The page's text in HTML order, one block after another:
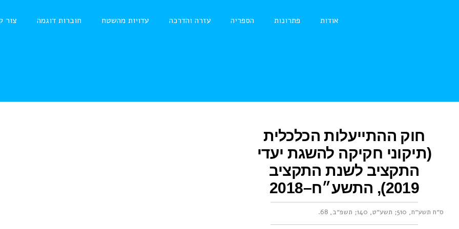
אודות פתרונות הספריה עזרה והדרכה עדויות מהשטח חוברות דוגמה צור
חוק ההתייעלות הכלכלית
(תיקוני חקיקה להשגת יעדי
התקציב לשנת התקציב
2019), התשע״ח–2018
ס״ח תשע״ח, 510 ; תשע״ט, 140 ; תשפ״ב, 68 .